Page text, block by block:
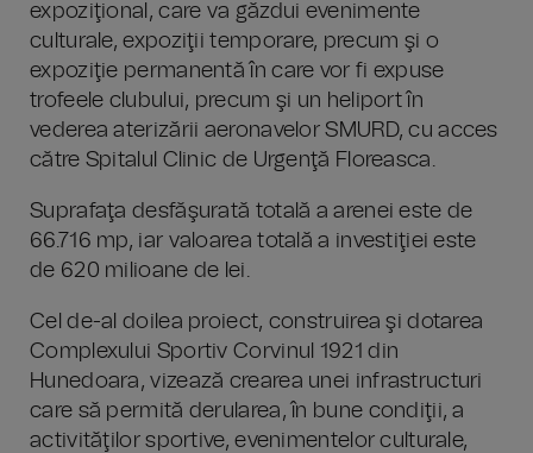
expoziţional, care va găzdui evenimente
culturale, expoziţii temporare, precum şi o
expoziţie permanentă în care vor fi expuse
trofeele clubului, precum şi un heliport în
vederea aterizării aeronavelor SMURD, cu acces
către Spitalul Clinic de Urgenţă Floreasca.
Suprafaţa desfăşurată totală a arenei este de
66.716 mp, iar valoarea totală a investiţiei este
de 620 milioane de lei.
Cel de-al doilea proiect, construirea şi dotarea
Complexului Sportiv Corvinul 1921 din
Hunedoara, vizează crearea unei infrastructuri
care să permită derularea, în bune condiţii, a
activităţilor sportive, evenimentelor culturale,